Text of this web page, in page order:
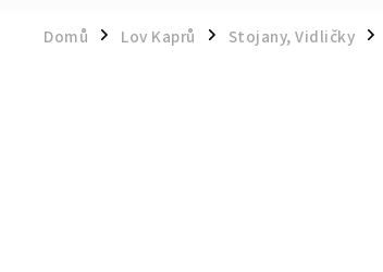
Domů / Lov Kaprů / Stojany, Vidličky /